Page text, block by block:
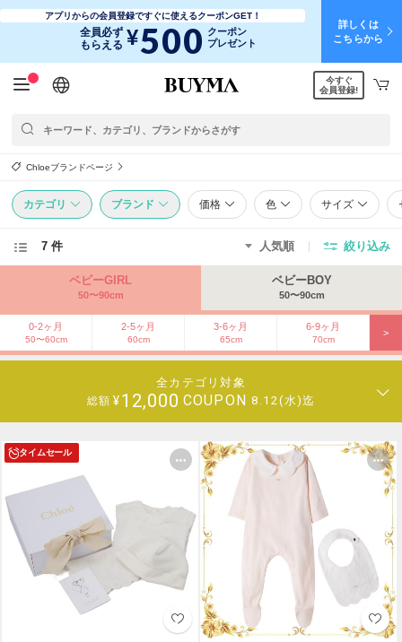
アプリからの会員登録ですぐに使えるクーポンGET！
全員必ず
もらえる ¥500 クーポン
プレゼント
詳しくは
こちらから
日本語
English
简体中文
繁體中文
今すぐ
会員登録!
Chloeブランドページ
カテゴリ ブランド 価格 色 サイズ
7 件 人気順 絞り込み
ベビーGIRL
50〜90cm
ベビーBOY
50〜90cm
0-2ヶ月
50〜60cm
2-5ヶ月
60cm
3-6ヶ月
65cm
6-9ヶ月
70cm
>
全カテゴリ対象
総額 ¥12,000 COUPON 8.12(水)迄
タイムセール